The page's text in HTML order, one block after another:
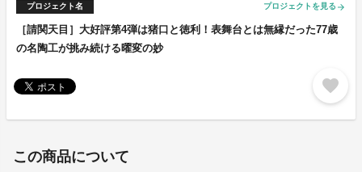
プロジェクト名 プロジェクトを見る arrow_forward
［請関天目］大好評第4弾は猪口と徳利！表舞台とは無縁だった77歳
の名陶工が挑み続ける曜変の妙
favorite
この商品について